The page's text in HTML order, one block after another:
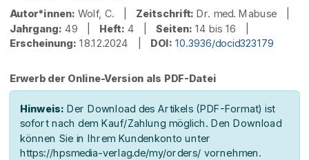
Autor*innen: Wolf, C. | Zeitschrift: Dr. med. Mabuse |
Jahrgang: 49 | Heft: 4 | Seiten: 14 bis 16 |
Erscheinung: 18.12.2024 | DOI: 10.3936/docid323179
Erwerb der Online-Version als PDF-Datei
Hinweis: Der Download des Artikels (PDF-Format) ist
sofort nach dem Kauf/Zahlung möglich. Den Download
können Sie in Ihrem Kundenkonto unter
https://hpsmedia-verlag.de/my/orders/ vornehmen.